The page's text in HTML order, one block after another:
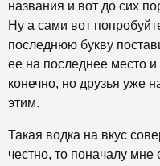
названия и вот до сих
Ну а сами вот
последнюю букву
ее на последнее место
конечно, но друзья уже
этим.
Такая водка на вкус
честно, то поначалу